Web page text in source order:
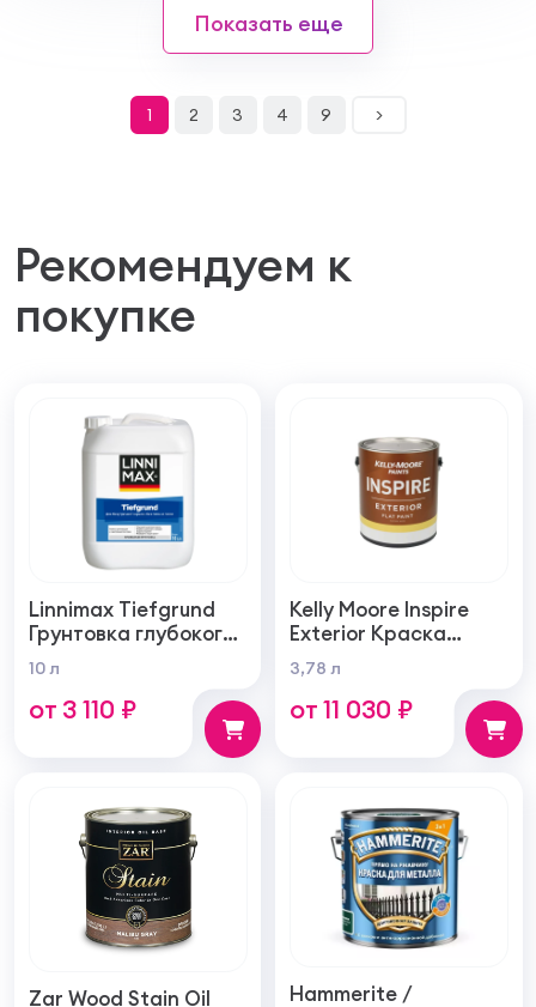
Показать еще
1 2 3 4 9 >
Рекомендуем к
покупке
Linnimax Tiefgrund
Грунтовка глубокого
проникновения для
внутренних и
наружных работ
10 л
от 3 110 ₽
Kelly Moore Inspire
Exterior Краска
фасадная
самогрунтующаяся
суперукрывистая
3,78 л
от 11 030 ₽
Zar Wood Stain Oil
Hammerite /